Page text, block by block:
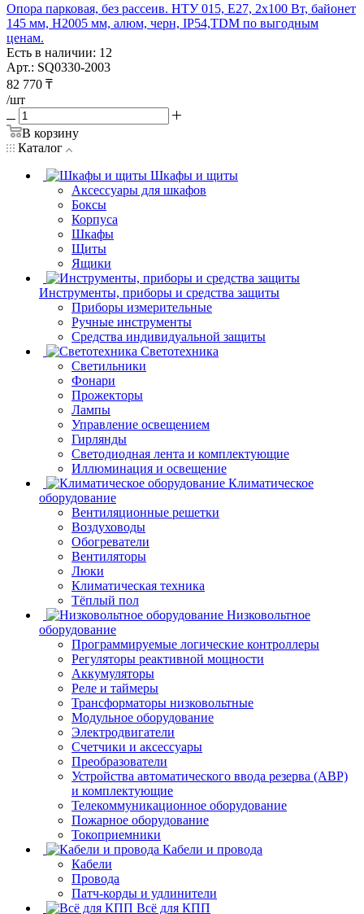
Опора парковая, без рассеив. НТУ 015, E27, 2x100 Вт, байонет
145 мм, H2005 мм, алюм, черн, IP54,TDM по выгодным
ценам.
Есть в наличии: 12
Арт.: SQ0330-2003
82 770 ₸
/шт
В корзину
Каталог
Шкафы и щиты
Аксессуары для шкафов
Боксы
Корпуса
Шкафы
Щиты
Ящики
Инструменты, приборы и средства защиты
Приборы измерительные
Ручные инструменты
Средства индивидуальной защиты
Светотехника
Светильники
Фонари
Прожекторы
Лампы
Управление освещением
Гирлянды
Светодиодная лента и комплектующие
Иллюминация и освещение
Климатическое
оборудование
Вентиляционные решетки
Воздуховоды
Обогреватели
Вентиляторы
Люки
Климатическая техника
Тёплый пол
Низковольтное
оборудование
Программируемые логические контроллеры
Регуляторы реактивной мощности
Аккумуляторы
Реле и таймеры
Трансформаторы низковольтные
Модульное оборудование
Электродвигатели
Счетчики и аксессуары
Преобразователи
Устройства автоматического ввода резерва (АВР)
и комплектующие
Телекоммуникационное оборудование
Пожарное оборудование
Токоприемники
Кабели и провода
Кабели
Провода
Патч-корды и удлинители
Всё для КПП